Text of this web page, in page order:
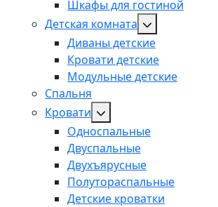
Шкафы для гостиной
Детская комната
Диваны детские
Кровати детские
Модульные детские
Спальня
Кровати
Односпальные
Двуспальные
Двухъярусные
Полутораспальные
Детские кроватки